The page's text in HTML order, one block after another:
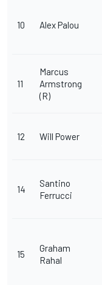
10 Alex Palou
11
Marcus
Armstrong
(R)
12 Will Power
14
Santino
Ferrucci
15
Graham
Rahal